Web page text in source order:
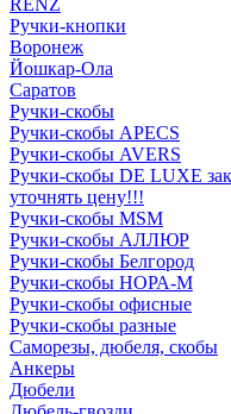
Ручки-кнопки
Воронеж
Йошкар-Ола
Саратов
Ручки-скобы
Ручки-скобы APECS
Ручки-скобы AVERS
Ручки-скобы DE LUXE
уточнять цену!!!
Ручки-скобы MSM
Ручки-скобы АЛЛЮР
Ручки-скобы Белгород
Ручки-скобы НОРА-М
Ручки-скобы офисные
Ручки-скобы разные
Саморезы, дюбеля, скобы
Анкеры
Дюбели